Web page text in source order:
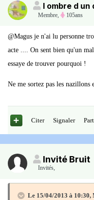
l ombre d un
Membre, 105ans
@Magus je n'ai lu personne
acte .... On sent bien qu'un
essaye de trouver pourquoi !
Ne me sortez pas les nazillons
Citer Signaler
Invité Bruit
Invités,
Le 15/04/2013 à 10:30,